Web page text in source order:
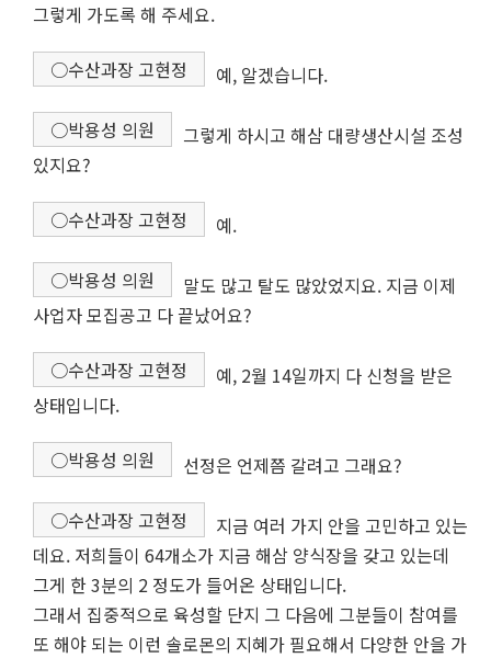
그렇게 가도록 해 주세요.
○수산과장 고현정 예, 알겠습니다.
○박용성 의원
그렇게 하시고 해삼 대량생산시설 조성
있지요?
○수산과장 고현정 예.
○박용성 의원
말도 많고 탈도 많았었지요. 지금 이제
사업자 모집공고 다 끝났어요?
○수산과장 고현정
예, 2월 14일까지 다 신청을 받은
상태입니다.
○박용성 의원 선정은 언제쯤 갈려고 그래요?
○수산과장 고현정
지금 여러 가지 안을 고민하고 있는
데요. 저희들이 64개소가 지금 해삼 양식장을 갖고 있는데
그게 한 3분의 2 정도가 들어온 상태입니다.
그래서 집중적으로 육성할 단지 그 다음에 그분들이 참여를
또 해야 되는 이런 솔로몬의 지혜가 필요해서 다양한 안을 가